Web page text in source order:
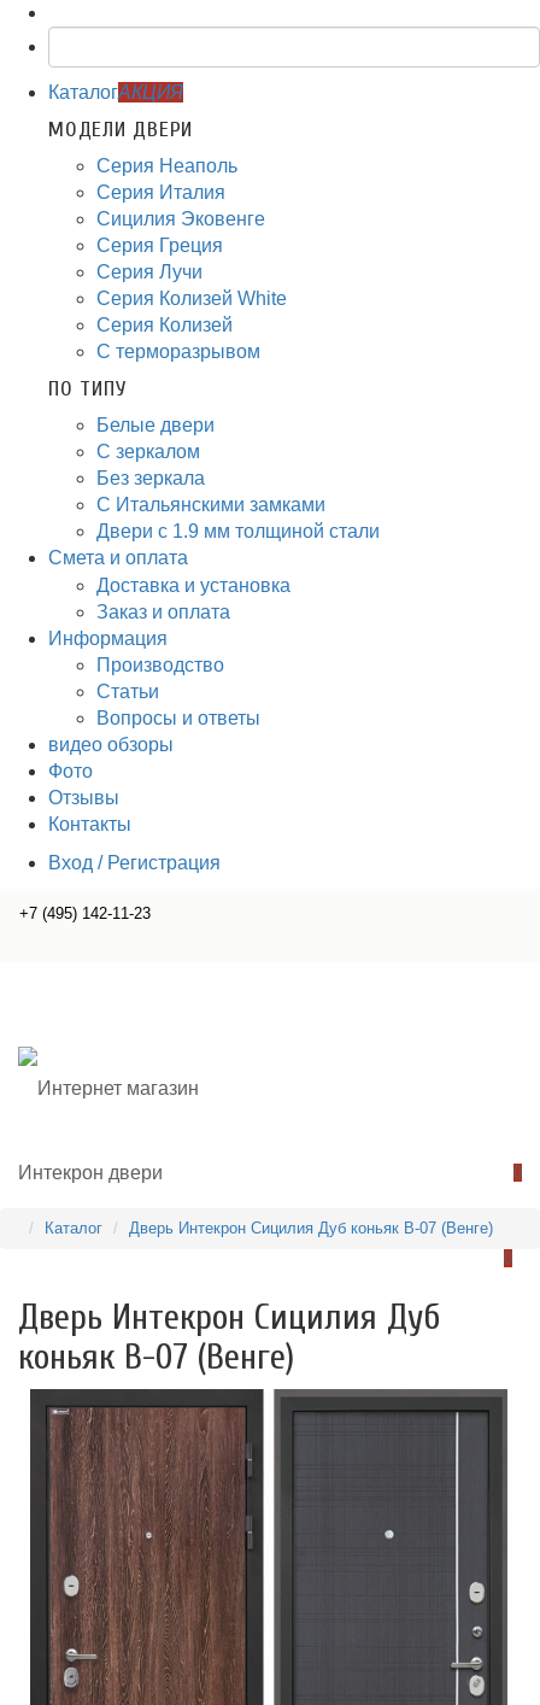
КаталогАКЦИЯ
МОДЕЛИ ДВЕРИ
Серия Неаполь
Серия Италия
Сицилия Эковенге
Серия Греция
Серия Лучи
Серия Колизей White
Серия Колизей
С терморазрывом
ПО ТИПУ
Белые двери
С зеркалом
Без зеркала
С Итальянскими замками
Двери с 1.9 мм толщиной стали
Смета и оплата
Доставка и установка
Заказ и оплата
Информация
Производство
Статьи
Вопросы и ответы
видео обзоры
Фото
Отзывы
Контакты
Вход / Регистрация
+7 (495) 142-11-23
0
0
Каталог Дверь Интекрон Сицилия Дуб коньяк В-07 (Венге)
Дверь Интекрон Сицилия Дуб
коньяк В-07 (Венге)